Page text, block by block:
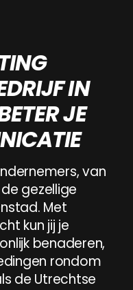
IN
JE
van het Centraal
van
de gezellige
Met
kun jij je
benaderen,
rondom
de Utrechtse